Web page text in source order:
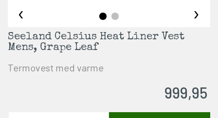
‹ ›
Seeland Celsius Heat Liner Vest
Mens, Grape Leaf
Termovest med varme
999,95